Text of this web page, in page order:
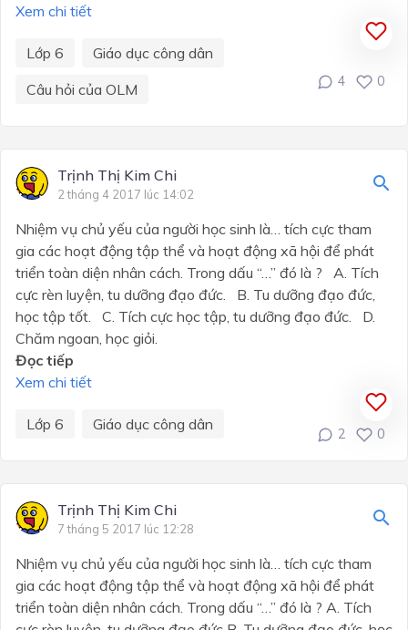
Xem chi tiết
Lớp 6
Giáo dục công dân
Câu hỏi của OLM
4 0
Trịnh Thị Kim Chi
2 tháng 4 2017 lúc 14:02
Nhiệm vụ chủ yếu của người học sinh là… tích cực tham
gia các hoạt động tập thể và hoạt động xã hội để phát
triển toàn diện nhân cách. Trong dấu “…” đó là ? A. Tích
cực rèn luyện, tu dưỡng đạo đức. B. Tu dưỡng đạo đức,
học tập tốt. C. Tích cực học tập, tu dưỡng đạo đức. D.
Chăm ngoan, học giỏi.
Đọc tiếp
Xem chi tiết
Lớp 6 Giáo dục công dân
2 0
Trịnh Thị Kim Chi
7 tháng 5 2017 lúc 12:28
Nhiệm vụ chủ yếu của người học sinh là… tích cực tham
gia các hoạt động tập thể và hoạt động xã hội để phát
triển toàn diện nhân cách. Trong dấu “…” đó là ? A. Tích